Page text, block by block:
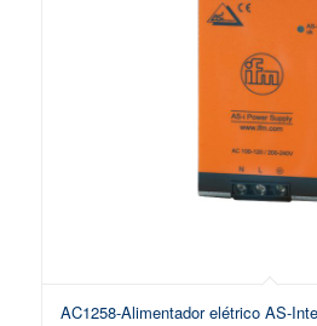
AC1258-Alimentador elétrico AS-